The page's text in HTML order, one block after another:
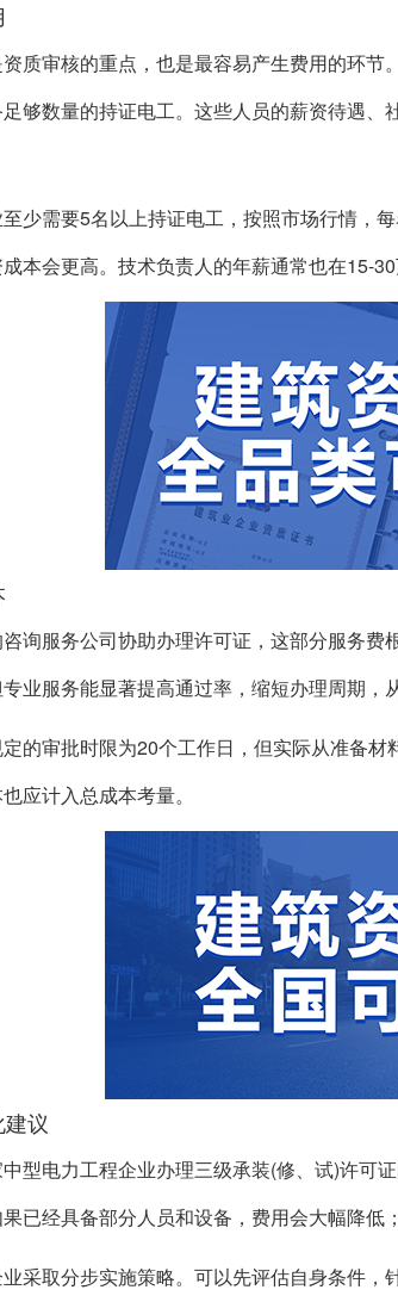
质审核的重点，也是最容易产生费用的环
够数量的持证电工。这些人员的薪资待遇
少需要5名以上持证电工，按照市场行情，
本会更高。技术负责人的年薪通常也在15-30
询服务公司协助办理许可证，这部分服务
业服务能显著提高通过率，缩短办理周期，
的审批时限为20个工作日，但实际从准备
应计入总成本考量。
议
型电力工程企业办理三级承装(修、试)许可
已经具备部分人员和设备，费用会大幅降低
采取分步实施策略。可以先评估自身条件